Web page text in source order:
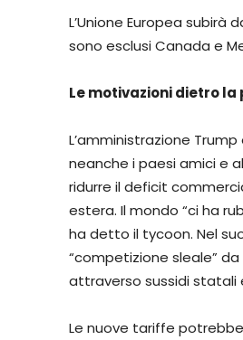
L’Unione Europea subirà
sono esclusi Canada e
Le motivazioni dietro
L’amministrazione
neanche i paesi amici e
ridurre il deficit
estera. Il mondo “ci ha
ha detto il tycoon. Nel
“competizione sleale”
attraverso sussidi statali
Le nuove tariffe